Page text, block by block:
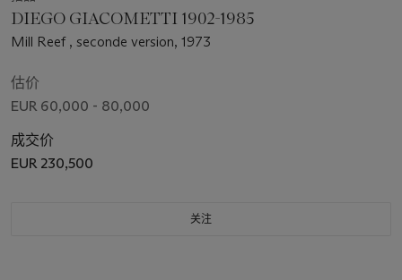
DIEGO GIACOMETTI 1902-1985
Mill Reef , seconde version, 1973
估价
EUR 60,000 - 80,000
成交价
EUR 230,500
关注